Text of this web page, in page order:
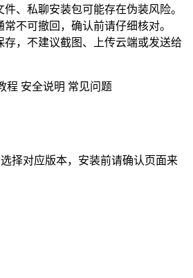
、私聊安装包可能存在伪装风险。
不可撤回，确认前请仔细核对。
存，不建议截图、上传云端或发送给
程 安全说明 常见问题
择对应版本，安装前请确认页面来